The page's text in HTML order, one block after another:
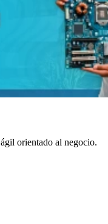
orientado al negocio.